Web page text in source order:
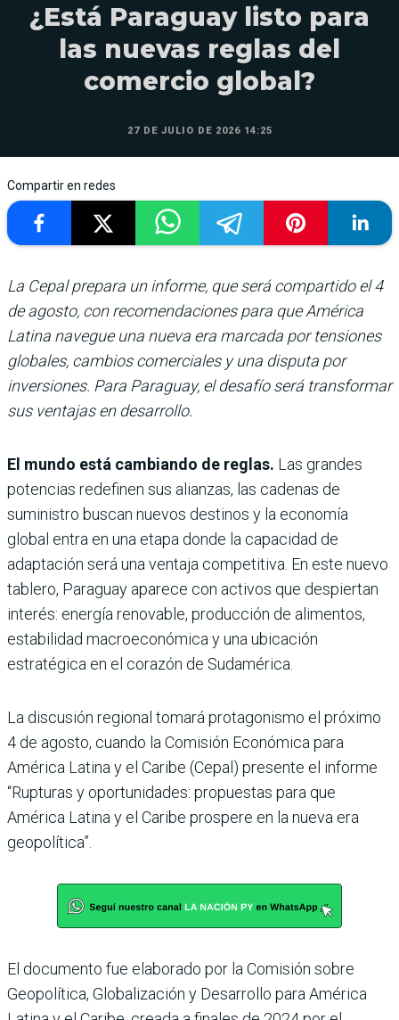
¿Está Paraguay listo para
las nuevas reglas del
comercio global?
27 DE JULIO DE 2026 14:25
Compartir en redes
La Cepal prepara un informe, que será compartido el 4
de agosto, con recomendaciones para que América
Latina navegue una nueva era marcada por tensiones
globales, cambios comerciales y una disputa por
inversiones. Para Paraguay, el desafío será transformar
sus ventajas en desarrollo.
El mundo está cambiando de reglas. Las grandes
potencias redefinen sus alianzas, las cadenas de
suministro buscan nuevos destinos y la economía
global entra en una etapa donde la capacidad de
adaptación será una ventaja competitiva. En este nuevo
tablero, Paraguay aparece con activos que despiertan
interés: energía renovable, producción de alimentos,
estabilidad macroeconómica y una ubicación
estratégica en el corazón de Sudamérica.
La discusión regional tomará protagonismo el próximo
4 de agosto, cuando la Comisión Económica para
América Latina y el Caribe (Cepal) presente el informe
“Rupturas y oportunidades: propuestas para que
América Latina y el Caribe prospere en la nueva era
geopolítica”.
El documento fue elaborado por la Comisión sobre
Geopolítica, Globalización y Desarrollo para América